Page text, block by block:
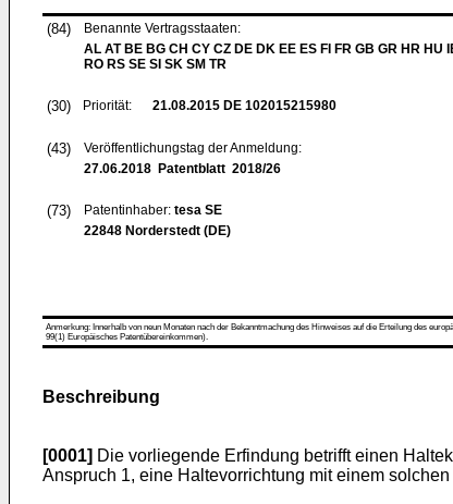
(84)
Benannte Vertragsstaaten:
AL AT BE BG CH CY CZ DE DK EE ES FI FR GB GR HR HU
RO RS SE SI SK SM TR
(30) Priorität: 21.08.2015 DE 102015215980
(43)
Veröffentlichungstag der Anmeldung:
27.06.2018 Patentblatt 2018/26
(73) Patentinhaber: tesa SE
22848 Norderstedt (DE)
Anmerkung: Innerhalb von neun Monaten nach der Bekanntmachung des Hinweises auf die Erteilung des
99(1) Europäisches Patentübereinkommen).
Beschreibung
[0001] Die vorliegende Erfindung betrifft einen
Anspruch 1, eine Haltevorrichtung mit einem